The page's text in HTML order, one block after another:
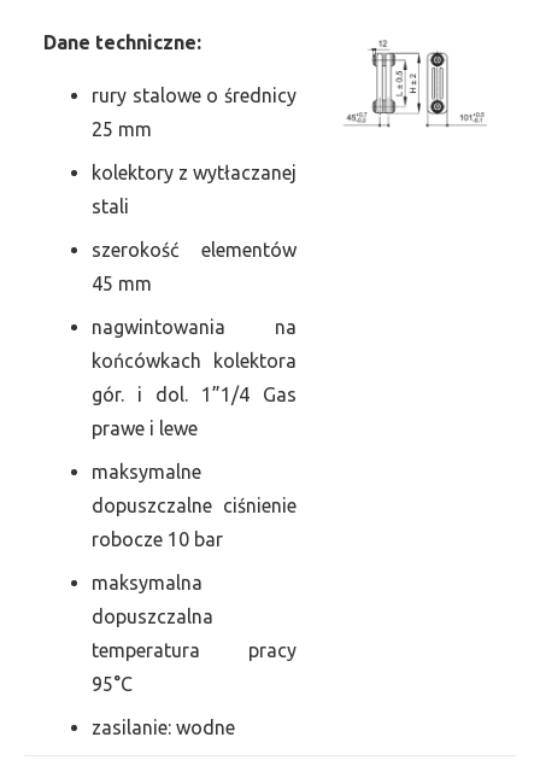
Dane techniczne:
rury stalowe o średnicy
25 mm
kolektory z wytłaczanej
stali
szerokość elementów
45 mm
nagwintowania na
końcówkach kolektora
gór. i dol. 1”1/4 Gas
prawe i lewe
maksymalne
dopuszczalne ciśnienie
robocze 10 bar
maksymalna
dopuszczalna
temperatura pracy
95°C
zasilanie: wodne